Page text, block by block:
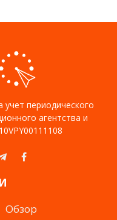
периодического
агентства и
TelegramFacebook
Обзор